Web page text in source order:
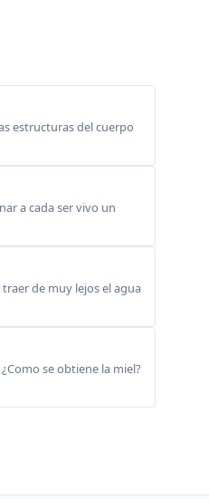
estructuras del cuerpo
a cada ser vivo un
de muy lejos el agua
se obtiene la miel?